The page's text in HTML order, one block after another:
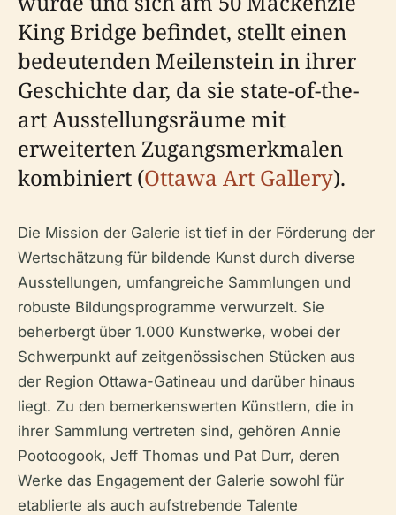
King Bridge befindet, stellt einen
bedeutenden Meilenstein in ihrer
Geschichte dar, da sie state-of-the-
art Ausstellungsräume mit
erweiterten Zugangsmerkmalen
kombiniert (Ottawa Art Gallery).
Die Mission der Galerie ist tief in der Förderung der
Wertschätzung für bildende Kunst durch diverse
Ausstellungen, umfangreiche Sammlungen und
robuste Bildungsprogramme verwurzelt. Sie
beherbergt über 1.000 Kunstwerke, wobei der
Schwerpunkt auf zeitgenössischen Stücken aus
der Region Ottawa-Gatineau und darüber hinaus
liegt. Zu den bemerkenswerten Künstlern, die in
ihrer Sammlung vertreten sind, gehören Annie
Pootoogook, Jeff Thomas und Pat Durr, deren
Werke das Engagement der Galerie sowohl für
etablierte als auch aufstrebende Talente